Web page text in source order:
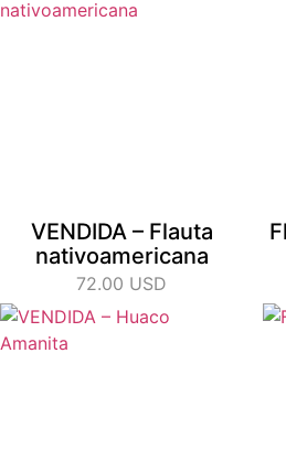
VENDIDA – Flauta
nativoamericana
72.00 USD